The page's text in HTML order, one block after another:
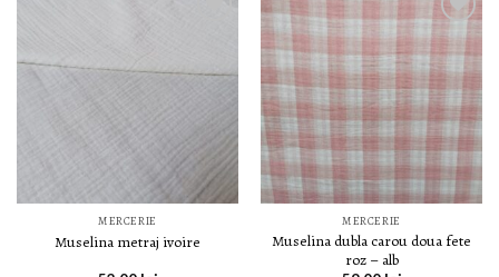
LISTA DE
MERCERIE
Muselina metraj ivoire
DORINȚE
MERCERIE
Muselina dubla carou doua fete
roz – alb